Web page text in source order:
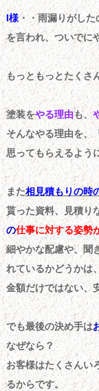
I様・・雨漏りがした
を言われ、ついでに
もっともっとたくさ
塗装をやる理由も、
そんなやる理由を、
思ってもらえるよう
また相見積もりの時
貰った資料、見積り
の仕事に対する姿勢
細やかな配慮や、聞
れているかどうかは
金額だけではない、
でも最後の決め手は
なぜなら？
お客様はたくさんい
るからです。